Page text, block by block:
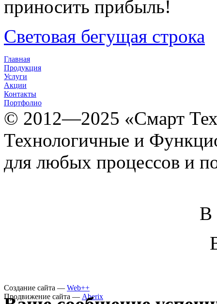
приносить прибыль!
Световая бегущая строка
Главная
Продукция
Услуги
Акции
Контакты
Портфолио
© 2012­­­—2025 «Смарт
Технологичные и
для любых процессов и
В
Создание сайта — Web++
Продвижение сайта — Aberix